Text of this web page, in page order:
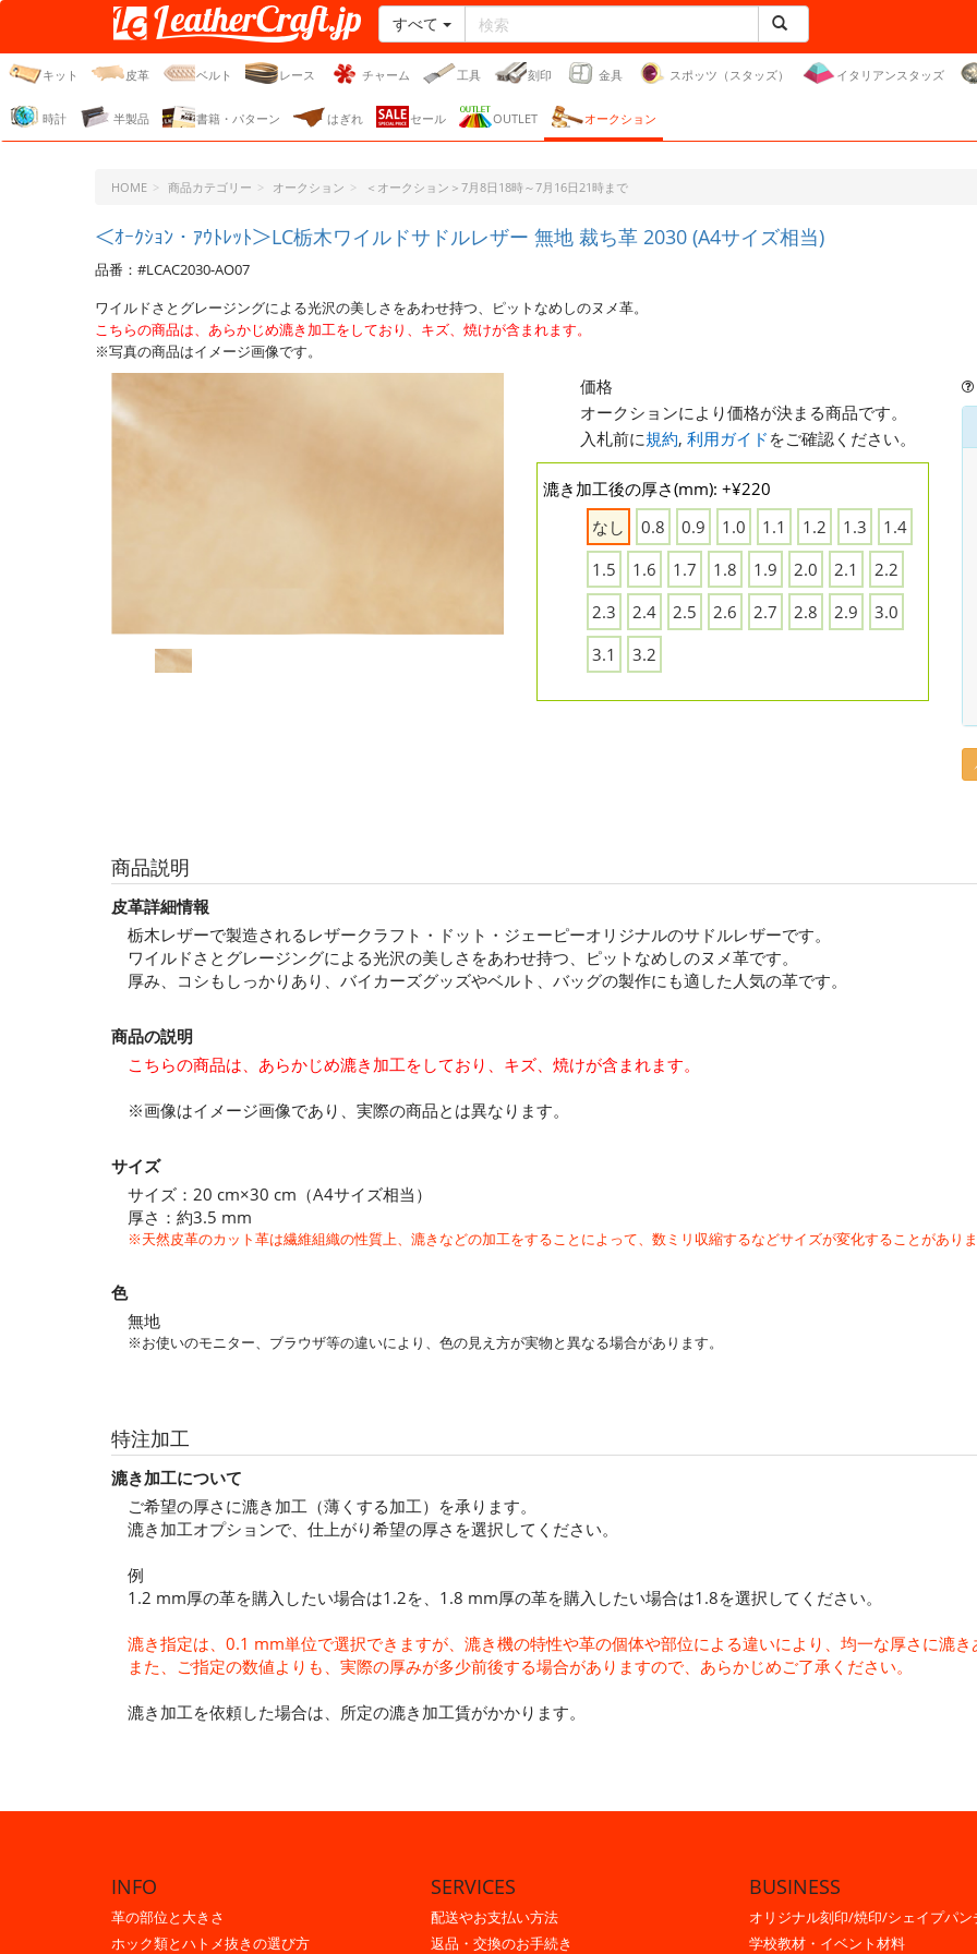
レザークラフト・ドット・
ジェーピー
すべて
キット 皮革 ベルト レース チャーム 工具 刻印 金具 スポッツ（スタッズ） イタリアンスタッズ
時計 半製品 書籍・パターン はぎれ セール OUTLET オークション
HOME 商品カテゴリー オークション ＜オークション＞7月8日18時～7月16日21時まで
＜ｵｰｸｼｮﾝ・ｱｳﾄﾚｯﾄ＞LC栃木ワイルドサドルレザー 無地 裁ち革 2030 (A4サイズ相当)
品番：#LCAC2030-AO07
ワイルドさとグレージングによる光沢の美しさをあわせ持つ、ピットなめしのヌメ革。
こちらの商品は、あらかじめ漉き加工をしており、キズ、焼けが含まれます。
※写真の商品はイメージ画像です。
価格
オークションにより価格が決まる商品です。
入札前に規約, 利用ガイド をご確認ください。
漉き加工後の厚さ(mm): +¥220
なし
0.8 0.9 1.0 1.1 1.2 1.3
1.4
1.5
1.6 1.7 1.8 1.9 2.0 2.1
2.2
2.3
2.4 2.5 2.6 2.7 2.8 2.9
3.0
3.1
3.2
商品説明
皮革詳細情報
栃木レザーで製造されるレザークラフト・ドット・ジェーピーオリジナルのサドルレザーです。
ワイルドさとグレージングによる光沢の美しさをあわせ持つ、ピットなめしのヌメ革です。
厚み、コシもしっかりあり、バイカーズグッズやベルト、バッグの製作にも適した人気の革です。
商品の説明
こちらの商品は、あらかじめ漉き加工をしており、キズ、焼けが含まれます。
※画像はイメージ画像であり、実際の商品とは異なります。
サイズ
サイズ：20 cm×30 cm（A4サイズ相当）
厚さ：約3.5 mm
※天然皮革のカット革は繊維組織の性質上、漉きなどの加工をすることによって、数ミリ収縮するなどサイズが変化することがあり
色
無地
※お使いのモニター、ブラウザ等の違いにより、色の見え方が実物と異なる場合があります。
特注加工
漉き加工について
ご希望の厚さに漉き加工（薄くする加工）を承ります。
漉き加工オプションで、仕上がり希望の厚さを選択してください。
例
1.2 mm厚の革を購入したい場合は1.2を、1.8 mm厚の革を購入したい場合は1.8を選択してください。
漉き指定は、0.1 mm単位で選択できますが、漉き機の特性や革の個体や部位による違いにより、均一な厚さに漉
また、ご指定の数値よりも、実際の厚みが多少前後する場合がありますので、あらかじめご了承ください。
漉き加工を依頼した場合は、所定の漉き加工賃がかかります。
INFO
革の部位と大きさ
ホック類とハトメ抜きの選び方
SERVICES
配送やお支払い方法
返品・交換のお手続き
BUSINESS
オリジナル刻印/焼印/シェイプパン
学校教材・イベント材料